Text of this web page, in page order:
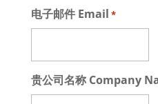
电子邮件 Email *
贵公司名称 Company